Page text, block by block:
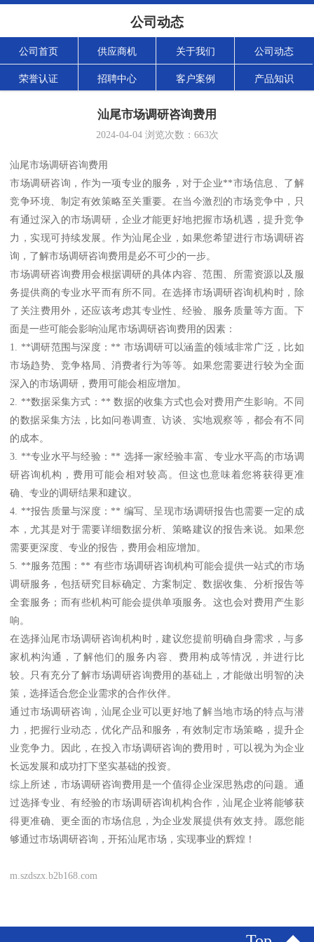
公司动态
公司首页 供应商机 关于我们 公司动态
荣誉认证 招聘中心 客户案例 产品知识
汕尾市场调研咨询费用
2024-04-04浏览次数： 663次
汕尾市场调研咨询费用
市场调研咨询，作为一项专业的服务，对于企业**市场信息、了解
竞争环境、制定有效策略至关重要。在当今激烈的市场竞争中，只
有通过深入的市场调研，企业才能更好地把握市场机遇，提升竞争
力，实现可持续发展。作为汕尾企业，如果您希望进行市场调研咨
询，了解市场调研咨询费用是必不可少的一步。
市场调研咨询费用会根据调研的具体内容、范围、所需资源以及服
务提供商的专业水平而有所不同。在选择市场调研咨询机构时，除
了关注费用外，还应该考虑其专业性、经验、服务质量等方面。下
面是一些可能会影响汕尾市场调研咨询费用的因素：
1. **调研范围与深度：** 市场调研可以涵盖的领域非常广泛，比如
市场趋势、竞争格局、消费者行为等等。如果您需要进行较为全面
深入的市场调研，费用可能会相应增加。
2. **数据采集方式：** 数据的收集方式也会对费用产生影响。不同
的数据采集方法，比如问卷调查、访谈、实地观察等，都会有不同
的成本。
3. **专业水平与经验：** 选择一家经验丰富、专业水平高的市场调
研咨询机构，费用可能会相对较高。但这也意味着您将获得更准
确、专业的调研结果和建议。
4. **报告质量与深度：** 编写、呈现市场调研报告也需要一定的成
本，尤其是对于需要详细数据分析、策略建议的报告来说。如果您
需要更深度、专业的报告，费用会相应增加。
5. **服务范围：** 有些市场调研咨询机构可能会提供一站式的市场
调研服务，包括研究目标确定、方案制定、数据收集、分析报告等
全套服务；而有些机构可能会提供单项服务。这也会对费用产生影
响。
在选择汕尾市场调研咨询机构时，建议您提前明确自身需求，与多
家机构沟通，了解他们的服务内容、费用构成等情况，并进行比
较。只有充分了解市场调研咨询费用的基础上，才能做出明智的决
策，选择适合您企业需求的合作伙伴。
通过市场调研咨询，汕尾企业可以更好地了解当地市场的特点与潜
力，把握行业动态，优化产品和服务，有效制定市场策略，提升企
业竞争力。因此，在投入市场调研咨询的费用时，可以视为为企业
长远发展和成功打下坚实基础的投资。
综上所述，市场调研咨询费用是一个值得企业深思熟虑的问题。通
过选择专业、有经验的市场调研咨询机构合作，汕尾企业将能够获
得更准确、更全面的市场信息，为企业发展提供有效支持。愿您能
够通过市场调研咨询，开拓汕尾市场，实现事业的辉煌！
m.szdszx.b2b168.com